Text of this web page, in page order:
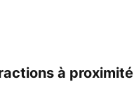
à proximité